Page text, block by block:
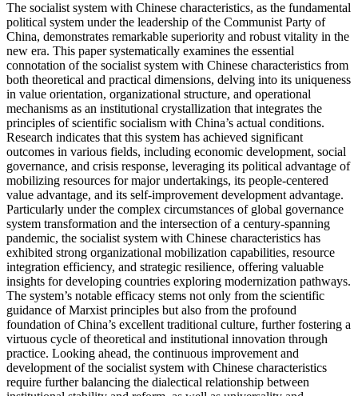
The socialist system with Chinese characteristics, as the fundamental
political system under the leadership of the Communist Party of
China, demonstrates remarkable superiority and robust vitality in the
new era. This paper systematically examines the essential
connotation of the socialist system with Chinese characteristics from
both theoretical and practical dimensions, delving into its uniqueness
in value orientation, organizational structure, and operational
mechanisms as an institutional crystallization that integrates the
principles of scientific socialism with China’s actual conditions.
Research indicates that this system has achieved significant
outcomes in various fields, including economic development, social
governance, and crisis response, leveraging its political advantage of
mobilizing resources for major undertakings, its people-centered
value advantage, and its self-improvement development advantage.
Particularly under the complex circumstances of global governance
system transformation and the intersection of a century-spanning
pandemic, the socialist system with Chinese characteristics has
exhibited strong organizational mobilization capabilities, resource
integration efficiency, and strategic resilience, offering valuable
insights for developing countries exploring modernization pathways.
The system’s notable efficacy stems not only from the scientific
guidance of Marxist principles but also from the profound
foundation of China’s excellent traditional culture, further fostering a
virtuous cycle of theoretical and institutional innovation through
practice. Looking ahead, the continuous improvement and
development of the socialist system with Chinese characteristics
require further balancing the dialectical relationship between